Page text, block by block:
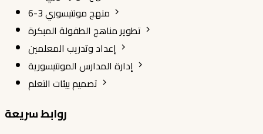
منهج مونتيسوري 3-6
تطوير مناهج الطفولة المبكرة
إعداد وتدريب المعلمين
إدارة المدارس المونتيسورية
تصميم بيئات التعلم
روابط سريعة